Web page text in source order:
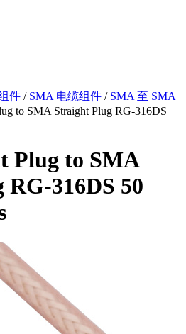
件 / SMA 电缆组件 / SMA 至 SMA
to SMA Straight Plug RG-316DS
Plug to SMA
316DS 50